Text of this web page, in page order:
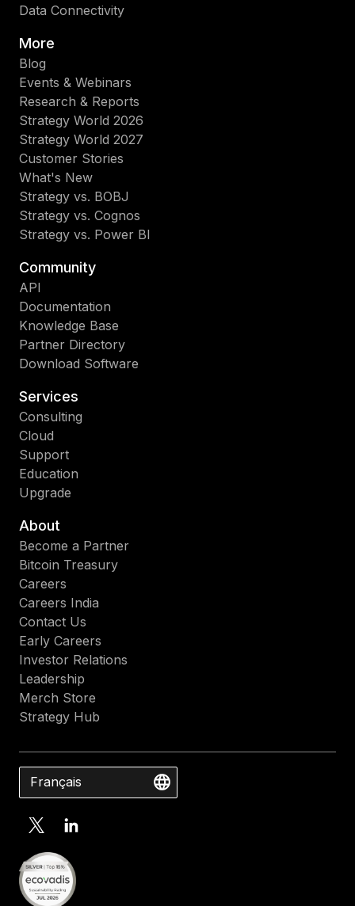
Data Connectivity
More
Blog
Events & Webinars
Research & Reports
Strategy World 2026
Strategy World 2027
Customer Stories
What's New
Strategy vs. BOBJ
Strategy vs. Cognos
Strategy vs. Power BI
Community
API
Documentation
Knowledge Base
Partner Directory
Download Software
Services
Consulting
Cloud
Support
Education
Upgrade
About
Become a Partner
Bitcoin Treasury
Careers
Careers India
Contact Us
Early Careers
Investor Relations
Leadership
Merch Store
Strategy Hub
Français